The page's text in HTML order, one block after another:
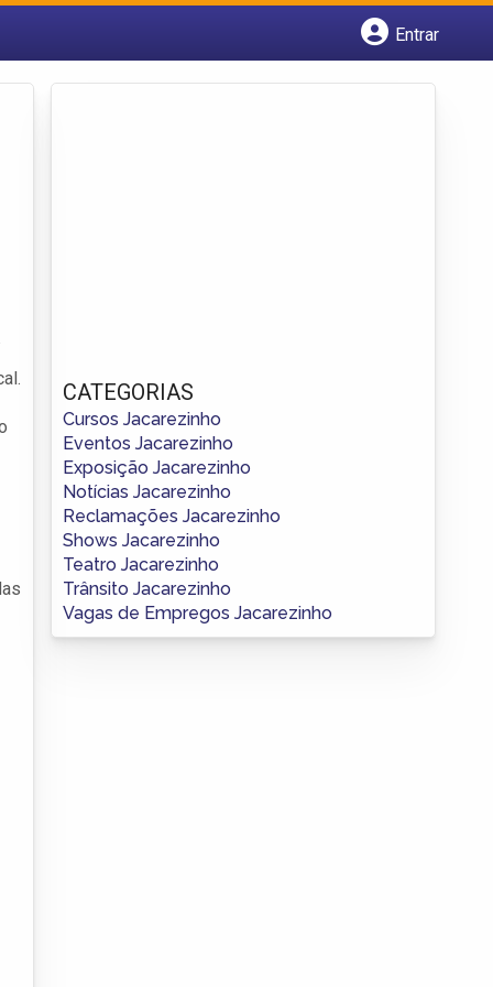
Entrar
CATEGORIAS
Cursos Jacarezinho
Eventos Jacarezinho
Exposição Jacarezinho
Notícias Jacarezinho
Reclamações Jacarezinho
Shows Jacarezinho
Teatro Jacarezinho
Trânsito Jacarezinho
Vagas de Empregos Jacarezinho